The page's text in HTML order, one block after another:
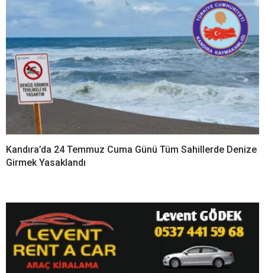
Kandıra’da 24 Temmuz Cuma Günü Tüm Sahillerde Denize
Girmek Yasaklandı